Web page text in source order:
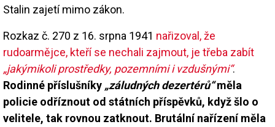
Stalin zajetí mimo zákon.
Rozkaz č. 270 z 16. srpna 1941 nařizoval, že
rudoarmějce, kteří se nechali zajmout, je třeba zabít
„jakýmikoli prostředky, pozemními i vzdušnými“.
Rodinné příslušníky „záludných dezertérů“měla
policie odříznout od státních příspěvků, když šlo o
velitele, tak rovnou zatknout. Brutální nařízení měla